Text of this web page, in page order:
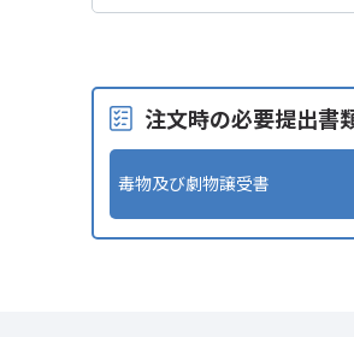
注文時の必要提出書
毒物及び劇物譲受書